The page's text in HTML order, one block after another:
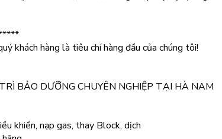
khách hàng là tiêu chí hàng đầu của chúng tôi!
BẢO DƯỠNG CHUYÊN NGHIỆP TẠI HÀ NAM
khiển, nạp gas, thay Block, dịch